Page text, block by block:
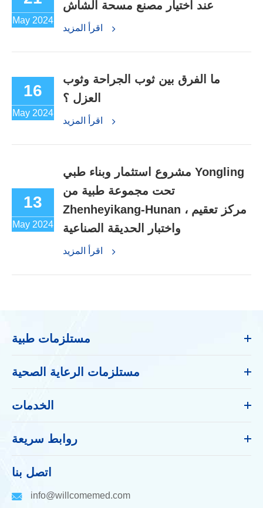
May 2024
عند اختيار مصنع مسحة الشاش
16
May 2024
ما الفرق بين ثوب الجراحة وثوب
العزل ؟
13
May 2024
مشروع استثمار وبناء طبي Yongling
تحت مجموعة طبية من
Zhenheyikang-Hunan ، مركز تعقيم
واختبار الحديقة الصناعية
مستلزمات طبية
مستلزمات الرعاية الصحية
الخدمات
روابط سريعة
اتصل بنا
info@willcomemed.com